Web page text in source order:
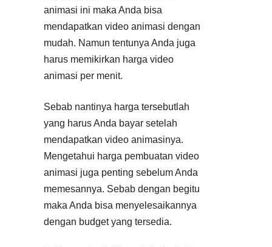
animasi ini maka Anda bisa
mendapatkan video animasi dengan
mudah. Namun tentunya Anda juga
harus memikirkan harga video
animasi per menit.
Sebab nantinya harga tersebutlah
yang harus Anda bayar setelah
mendapatkan video animasinya.
Mengetahui harga pembuatan video
animasi juga penting sebelum Anda
memesannya. Sebab dengan begitu
maka Anda bisa menyelesaikannya
dengan budget yang tersedia.